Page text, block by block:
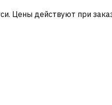
Цены действуют при